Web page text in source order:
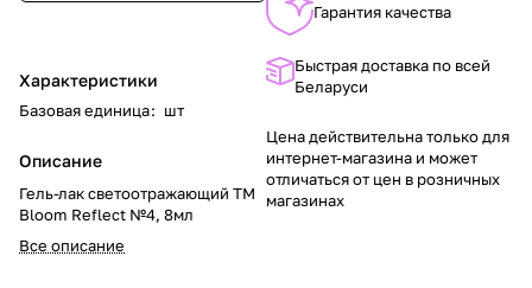
Характеристики
Базовая единица: шт
Описание
Гель-лак светоотражающий TM
Bloom Reflect №4, 8мл
Все описание
Гарантия качества
Быстрая доставка по всей
Беларуси
Цена действительна только для
интернет-магазина и может
отличаться от цен в розничных
магазинах